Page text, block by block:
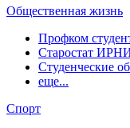
Общественная жизнь
Профком
Старостат
Студенческие
еще...
Спорт